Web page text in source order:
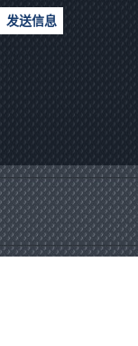
发送信息